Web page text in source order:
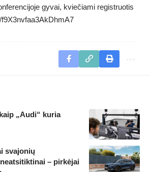
gyvai, kviečiami registruotis
„Audi“ kuria
svajonių
– pirkėjai